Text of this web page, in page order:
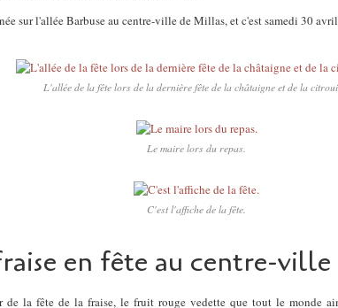
sur l'allée Barbuse au centre-ville de Millas, et c'est samedi 30
L'allée de la fête lors de la dernière fête de la châtaigne et de la
Le maire lors du repas.
C'est l'affiche de la fête.
en fête au centre-
de la fête de la fraise, le fruit rouge vedette que tout le monde